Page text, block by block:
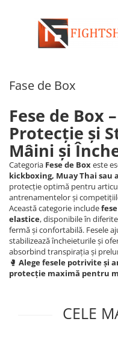
Mănuși
Manusi de Fitness
Manusi de Karate
Manusi de MMA
Manusi de Sac
Manusi de Taekwondo
Manusi de Iarna
Uniforme
Ju Jitsu / BJJ
Karate
Kempo
Wu Shu - Kung Fu -
Dotări Sală
Burtiere si pieptare
Judo
Fitness
Manechine
Mingi dubla fixare si para
Mingi medicinale
Motricitate si coordonare
Fitness
Palmare si PAO
Perne de perete si
Îmbrăcăminte
Colanti
Dresuri de lupte
Geci
Hanorace
Maiouri
Pantaloni
Rashguard
Shorturi
Treninguri
Tricouri
Incaltaminte
Ghete de Lupte
Slapi
Ghete de Haltere si
Incaltaminte Adulti Casual
Încălțăminte Copii Casual
Încălțăminte sport
Accesorii
Bidonase
Bustiere si Pieptare
Centuri Arte Martiale
Corzi pentru sarit
Fase de Box
Genunchiere si cotiere
Glezniere
Prosoape
Protectii genitale
Proteze dentare
Sepci si caciuli
Cupe si Medalii
Medalii
Outlet
Outlet General
Magazin Oficial
Federatia Romana de
Mega Summer Sales
Bluze aproape GRATIS
Colanti aproape GRATIS
Geci aproape GRATIS
Incaltaminte aproape
Maiouri aproape GRATIS
Pantaloni aproape GRATIS
Rashguard-uri aproape
Short-uri aproape GRATIS
Treninguri apropae
Tricouri aproape GRATIS
Fase de Box
Fese de Box
Protecție și
Mâini și
Categoria Fese de Boxeste
kickboxing, Muay Thai
protecție optimă pentru
antrenamentelor și
Această categorie include
elastice, disponibile în
fermă și confortabilă. Fesele
stabilizează încheieturile și
absorbind transpirația și
🥊 Alege fesele potrivite și
protecție maximă pentru
CELE